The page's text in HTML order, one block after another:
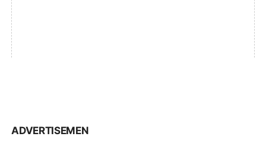
ADVERTISEMEN